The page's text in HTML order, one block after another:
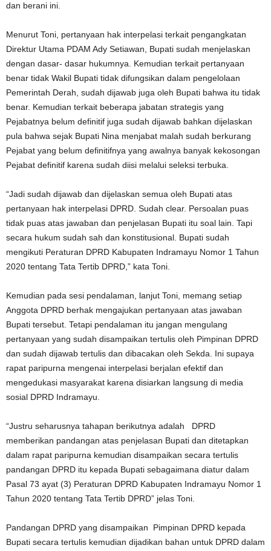
dan berani ini.
Menurut Toni, pertanyaan hak interpelasi terkait pengangkatan
Direktur Utama PDAM Ady Setiawan, Bupati sudah menjelaskan
dengan dasar- dasar hukumnya. Kemudian terkait pertanyaan
benar tidak Wakil Bupati tidak difungsikan dalam pengelolaan
Pemerintah Derah, sudah dijawab juga oleh Bupati bahwa itu tidak
benar. Kemudian terkait beberapa jabatan strategis yang
Pejabatnya belum definitif juga sudah dijawab bahkan dijelaskan
pula bahwa sejak Bupati Nina menjabat malah sudah berkurang
Pejabat yang belum definitifnya yang awalnya banyak kekosongan
Pejabat definitif karena sudah diisi melalui seleksi terbuka.
“Jadi sudah dijawab dan dijelaskan semua oleh Bupati atas
pertanyaan hak interpelasi DPRD. Sudah clear. Persoalan puas
tidak puas atas jawaban dan penjelasan Bupati itu soal lain. Tapi
secara hukum sudah sah dan konstitusional. Bupati sudah
mengikuti Peraturan DPRD Kabupaten Indramayu Nomor 1 Tahun
2020 tentang Tata Tertib DPRD,” kata Toni.
Kemudian pada sesi pendalaman, lanjut Toni, memang setiap
Anggota DPRD berhak mengajukan pertanyaan atas jawaban
Bupati tersebut. Tetapi pendalaman itu jangan mengulang
pertanyaan yang sudah disampaikan tertulis oleh Pimpinan DPRD
dan sudah dijawab tertulis dan dibacakan oleh Sekda. Ini supaya
rapat paripurna mengenai interpelasi berjalan efektif dan
mengedukasi masyarakat karena disiarkan langsung di media
sosial DPRD Indramayu.
“Justru seharusnya tahapan berikutnya adalah DPRD
memberikan pandangan atas penjelasan Bupati dan ditetapkan
dalam rapat paripurna kemudian disampaikan secara tertulis
pandangan DPRD itu kepada Bupati sebagaimana diatur dalam
Pasal 73 ayat (3) Peraturan DPRD Kabupaten Indramayu Nomor 1
Tahun 2020 tentang Tata Tertib DPRD” jelas Toni.
Pandangan DPRD yang disampaikan Pimpinan DPRD kepada
Bupati secara tertulis kemudian dijadikan bahan untuk DPRD dalam